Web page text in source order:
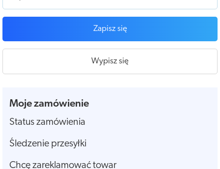
Zapisz się
Wypisz się
Moje zamówienie
Status zamówienia
Śledzenie przesyłki
Chcę zareklamować towar